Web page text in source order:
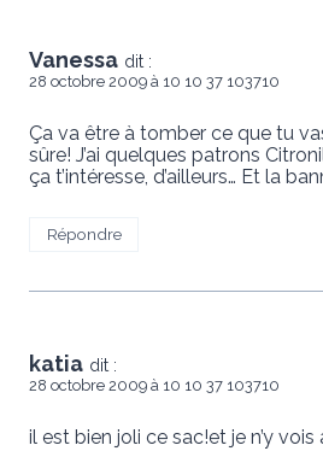
Vanessa dit :
28 octobre 2009 à 10 10 37 103710
Ça va être à tomber ce que tu
sûre! J’ai quelques patrons
ça t’intéresse, d’ailleurs… Et la
Répondre
katia dit :
28 octobre 2009 à 10 10 37 103710
il est bien joli ce sac!et je n’y